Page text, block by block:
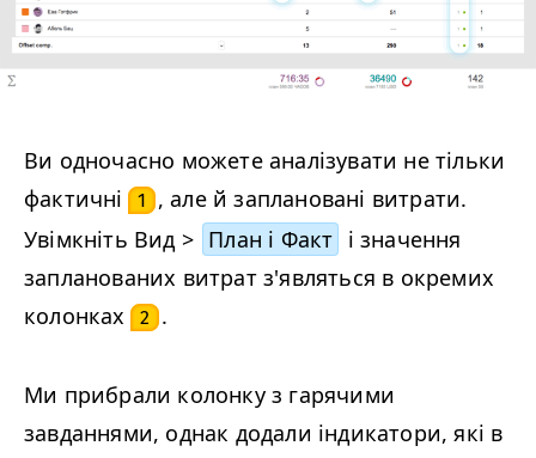
Ви одночасно можете аналізувати не тільки
фактичні
1
, але й заплановані витрати.
Увімкніть Вид > План і Факт і значення
запланованих витрат з'являться в окремих
колонках
2 .
Ми прибрали колонку з гарячими
завданнями, однак додали індикатори, які в